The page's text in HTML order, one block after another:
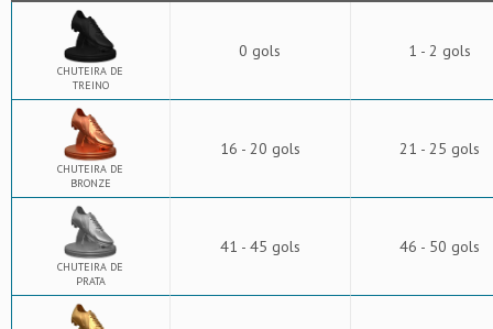
CHUTEIRA DE
TREINO
0 gols 1 - 2 gols
CHUTEIRA DE
BRONZE
16 - 20 gols 21 - 25 gols
CHUTEIRA DE
PRATA
41 - 45 gols 46 - 50 gols